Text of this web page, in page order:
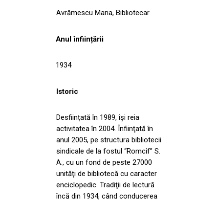
Avrămescu Maria, Bibliotecar
Anul înființării
1934
Istoric
Desfiinţată în 1989, îşi reia
activitatea în 2004. Înfiinţată în
anul 2005, pe structura bibliotecii
sindicale de la fostul “Romcif” S.
A., cu un fond de peste 27000
unităţi de bibliotecă cu caracter
enciclopedic. Tradiţii de lectură
încă din 1934, când conducerea